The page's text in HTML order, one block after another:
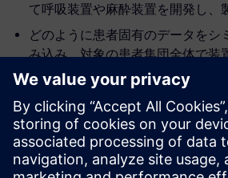
て呼吸装置や麻酔装置を開発し、
どのように患者固有のデータをシ
み込み、対象の患者集団全体で装
たか
医療装置開発における新しいシミ
法
講演者: